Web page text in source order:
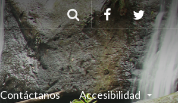
Buscar
Contáctanos Accesibilidad